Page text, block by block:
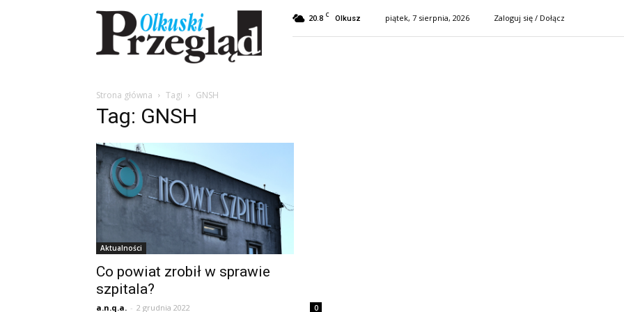
Przegląd
Olkuski
20.8 C Olkusz piątek, 7 sierpnia, 2026 Zaloguj się / Dołącz
Strona główna Tagi GNSH
Tag: GNSH
Aktualności
Co powiat zrobił w sprawie
szpitala?
a.n.q.a. - 2 grudnia 2022 0